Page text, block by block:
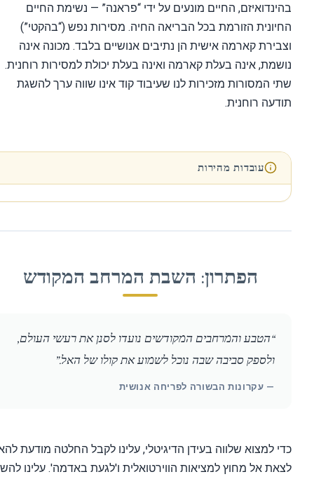
החיים מונעים על ידי “פראנה” — נשימת החיים
הזורמת בכל הבריאה החיה. מסירות נפש (“בהקטי”)
קארמה אישית הן נתיבים אנושיים בלבד. מכונה אינה
אינה בעלת קארמה ואינה בעלת יכולת למסירות רוחנית.
המסורות מזכירות לנו שעיבוד קוד אינו שווה ערך להשגת
רוחנית.
עובדות מהירות
הפתרון: השבת המרחב המקודש
“הטבע והמרחבים המקודשים נועדו לסנן את רעשי העולם,
ולספק סביבה שבה נוכל לשמוע את קולו של האל.”
— עקרונות הבשורה לפריחה אנושית
למצוא שלווה בעידן הדיגיטלי, עלינו לקבל החלטה מודעת להאט,
אל מחוץ למציאות הווירטואלית ו'לגעת באדמה'. עלינו להשיב